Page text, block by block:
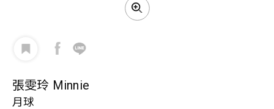
張雯玲 Minnie
月球